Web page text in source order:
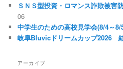
ＳＮＳ型投資・ロマンス詐欺被害
06
中学生のための高校見学会(8/4～8/
岐阜Bluvicドリームカップ2026
アーカイブ